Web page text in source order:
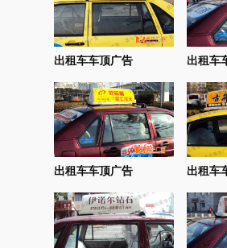
出租车车顶广告 出租车
出租车车顶广告 出租车